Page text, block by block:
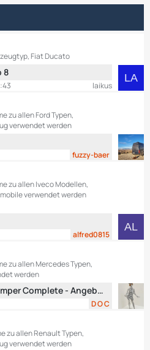
Fiat Ducato
8
laikus
zu allen Ford Typen,
verwendet werden
fuzzy-baer
zu allen Iveco Modellen,
verwendet werden
alfred0815
zu allen Mercedes Typen,
werden
für Wartungsvertrag / Garantieverlängerung - was meint ihr?
D O C
zu allen Renault Typen,
verwendet werden